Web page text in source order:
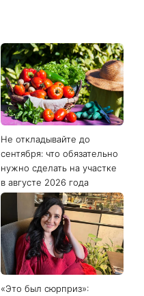
Не откладывайте до
сентября: что обязательно
нужно сделать на участке
в августе 2026 года
«Это был сюрприз»: